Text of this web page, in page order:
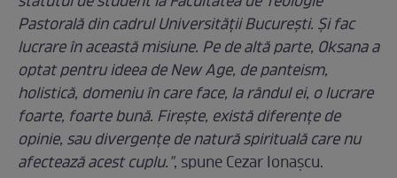
Pastorală din cadrul Universității București. Și fac
lucrare în această misiune. Pe de altă parte, Oksana a
optat pentru ideea de New Age, de panteism,
holistică, domeniu în care face, la rândul ei, o lucrare
foarte, foarte bună. Firește, există diferențe de
opinie, sau divergențe de natură spirituală care nu
afectează acest cuplu.", spune Cezar Ionașcu.